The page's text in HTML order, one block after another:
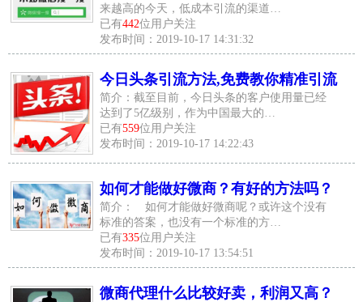
来越高的今天，低成本引流的渠道…
已有442位用户关注
发布时间：2019-10-17 14:31:32
今日头条引流方法,免费教你精准引流
简介：截至目前，今日头条的客户使用量已经
达到了5亿级别，作为中国最⼤的…
已有559位用户关注
发布时间：2019-10-17 14:22:43
如何才能做好微商？有好的方法吗？
简介： 如何才能做好微商呢？或许这个没有
标准的答案，也没有一个标准的方…
已有335位用户关注
发布时间：2019-10-17 13:54:51
微商代理什么比较好卖，利润又高？